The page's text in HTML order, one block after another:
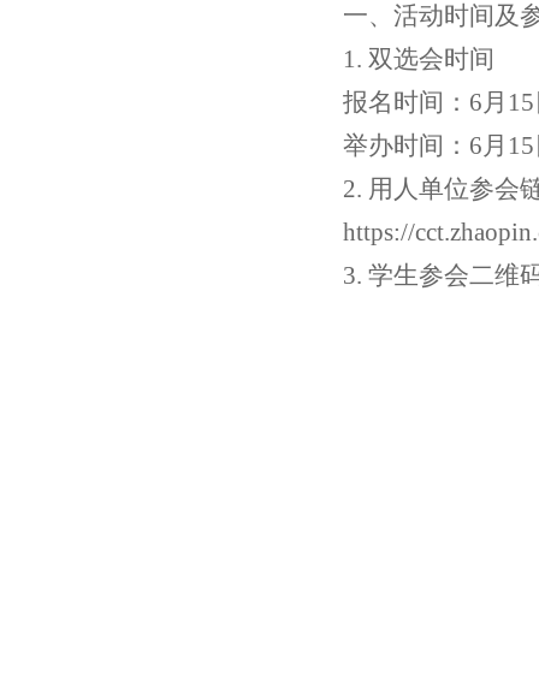
一、 活动时间及
1. 双选会时间
报名时间： 6月
举办时间： 6月
2. 用人单位参会
https://
3. 学生参会二维